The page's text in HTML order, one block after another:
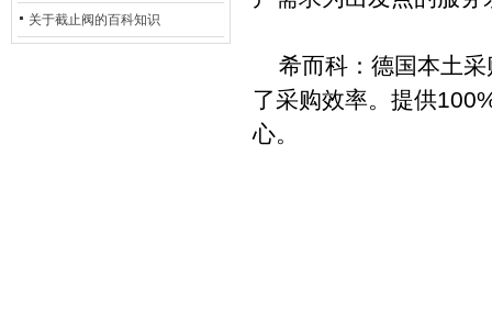
的地位*
关于截止阀的百科知识
希而科：德国本土采
了采购效率。提供
心。